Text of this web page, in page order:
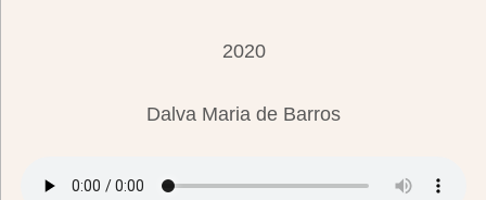
2020
Dalva Maria de Barros